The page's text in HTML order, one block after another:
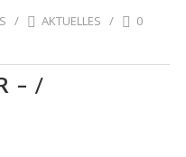
/ AKTUELLES /
0
– /